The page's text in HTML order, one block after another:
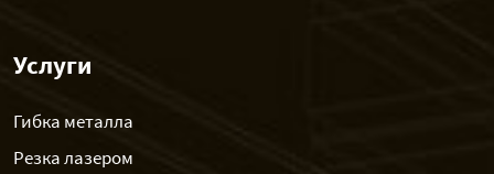
Услуги
Гибка металла
Резка лазером